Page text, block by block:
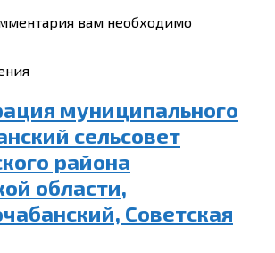
вам необходимо
муниципального
сельсовет
района
области,
Советская